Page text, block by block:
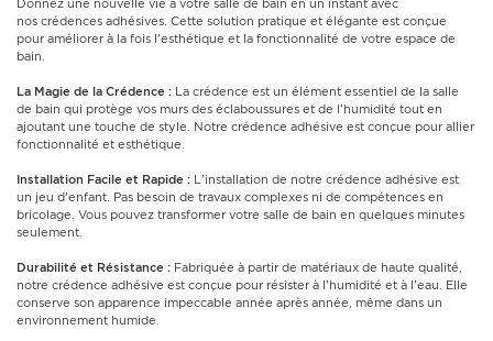
Donnez une nouvelle vie à votre salle de bain en un instant avec
nos crédences adhésives. Cette solution pratique et élégante est conçue
pour améliorer à la fois l'esthétique et la fonctionnalité de votre espace de
bain.
La Magie de la Crédence : La crédence est un élément essentiel de la salle
de bain qui protège vos murs des éclaboussures et de l'humidité tout en
ajoutant une touche de style. Notre crédence adhésive est conçue pour allier
fonctionnalité et esthétique.
Installation Facile et Rapide : L'installation de notre crédence adhésive est
un jeu d'enfant. Pas besoin de travaux complexes ni de compétences en
bricolage. Vous pouvez transformer votre salle de bain en quelques minutes
seulement.
Durabilité et Résistance : Fabriquée à partir de matériaux de haute qualité,
notre crédence adhésive est conçue pour résister à l'humidité et à l'eau. Elle
conserve son apparence impeccable année après année, même dans un
environnement humide.